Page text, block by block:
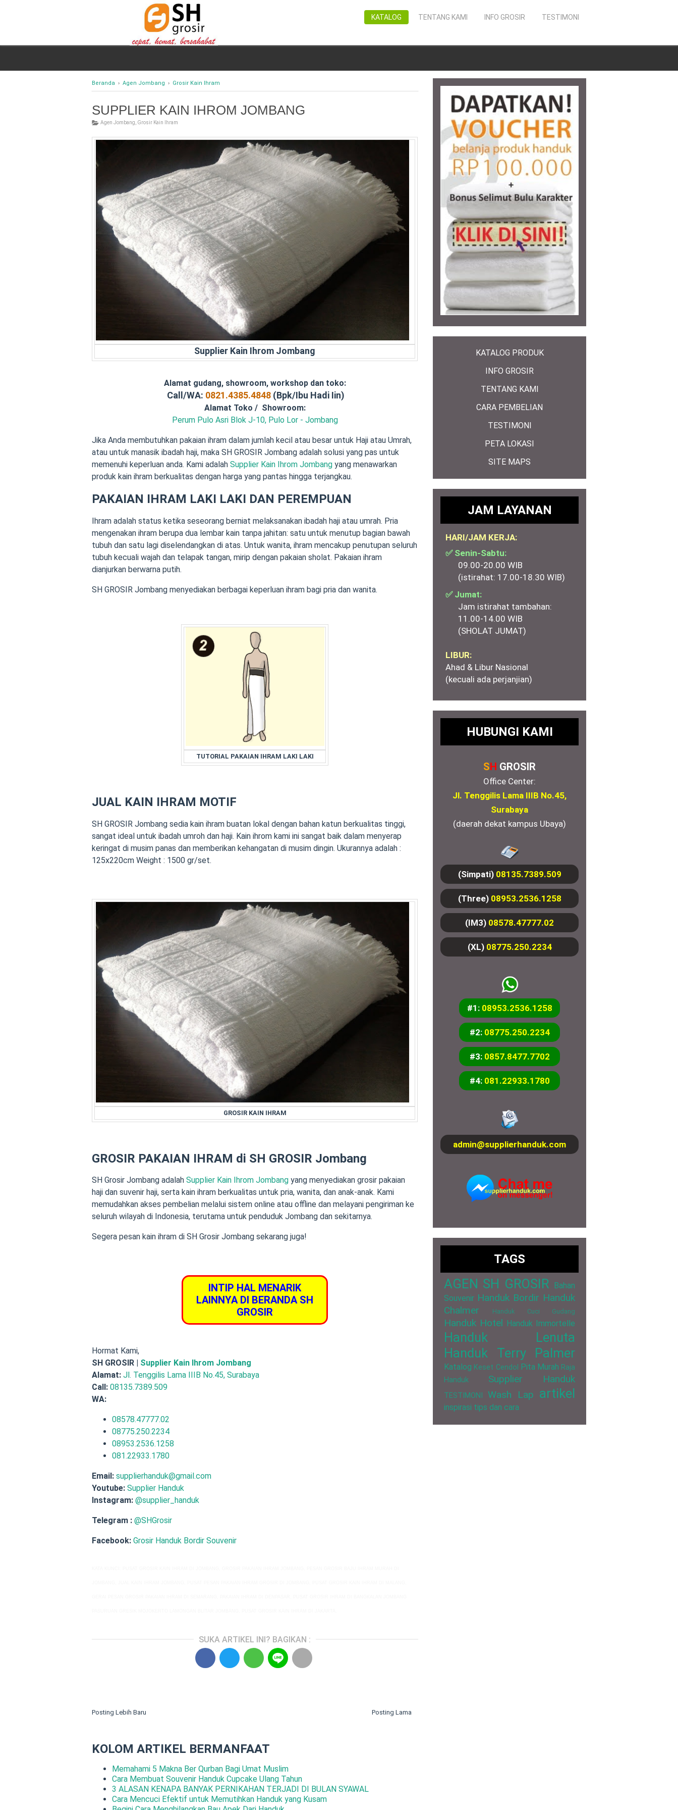
TESTIMONI
INFO GROSIR
TENTANG KAMI
KATALOG
Beranda › Agen Jombang › Grosir Kain Ihram
SUPPLIER KAIN IHROM JOMBANG
Agen Jombang Grosir Kain Ihram
Supplier Kain Ihrom Jombang
Alamat gudang, showroom, workshop dan toko:
Call/WA: 0821.4385.4848 (Bpk/Ibu Hadi Iin)
Alamat Toko / Showroom:
Perum Pulo Asri Blok J-10, Pulo Lor - Jombang
Jika Anda membutuhkan pakaian ihram dalam jumlah kecil atau besar untuk Haji atau Umrah,
atau untuk manasik ibadah haji, maka SH GROSIR Jombang adalah solusi yang pas untuk
memenuhi keperluan anda. Kami adalah Supplier Kain Ihrom Jombang yang menawarkan
produk kain ihram berkualitas dengan harga yang pantas hingga terjangkau.
PAKAIAN IHRAM LAKI LAKI DAN PEREMPUAN
Ihram adalah status ketika seseorang berniat melaksanakan ibadah haji atau umrah. Pria
mengenakan ihram berupa dua lembar kain tanpa jahitan: satu untuk menutup bagian bawah
tubuh dan satu lagi diselendangkan di atas. Untuk wanita, ihram mencakup penutupan seluruh
tubuh kecuali wajah dan telapak tangan, mirip dengan pakaian sholat. Pakaian ihram
dianjurkan berwarna putih.
SH GROSIR Jombang menyediakan berbagai keperluan ihram bagi pria dan wanita.
TUTORIAL PAKAIAN IHRAM LAKI LAKI
JUAL KAIN IHRAM MOTIF
SH GROSIR Jombang sedia kain ihram buatan lokal dengan bahan katun berkualitas tinggi,
sangat ideal untuk ibadah umroh dan haji. Kain ihrom kami ini sangat baik dalam menyerap
keringat di musim panas dan memberikan kehangatan di musim dingin. Ukurannya adalah :
125x220cm Weight : 1500 gr/set.
GROSIR KAIN IHRAM
GROSIR PAKAIAN IHRAM di SH GROSIR Jombang
SH Grosir Jombang adalah Supplier Kain Ihrom Jombang yang menyediakan grosir pakaian
haji dan suvenir haji, serta kain ihram berkualitas untuk pria, wanita, dan anak-anak. Kami
memudahkan akses pembelian melalui sistem online atau offline dan melayani pengiriman ke
seluruh wilayah di Indonesia, terutama untuk penduduk Jombang dan sekitarnya.
Segera pesan kain ihram di SH Grosir Jombang sekarang juga!
INTIP HAL MENARIK
LAINNYA DI BERANDA SH
GROSIR
Hormat Kami,
SH GROSIR | Supplier Kain Ihrom Jombang
Alamat: Jl. Tenggilis Lama IIIB No.45, Surabaya
Call: 08135.7389.509
WA:
08578.47777.02
08775.250.2234
08953.2536.1258
081.22933.1780
Email: supplierhanduk@gmail.com
Youtube: Supplier Handuk
Instagram: @supplier_handuk
Telegram : @SHGrosir
Facebook: Grosir Handuk Bordir Souvenir
SUKA ARTIKEL INI? BAGIKAN :
Posting Lebih Baru Posting Lama
KOLOM ARTIKEL BERMANFAAT
Memahami 5 Makna Ber Qurban Bagi Umat Muslim
Cara Membuat Souvenir Handuk Cupcake Ulang Tahun
3 ALASAN KENAPA BANYAK PERNIKAHAN TERJADI DI BULAN SYAWAL
Cara Mencuci Efektif untuk Memutihkan Handuk yang Kusam
KATALOG PRODUK
INFO GROSIR
TENTANG KAMI
CARA PEMBELIAN
TESTIMONI
PETA LOKASI
SITE MAPS
JAM LAYANAN
HARI/JAM KERJA:
✅ Senin-Sabtu:
09.00-20.00 WIB
(istirahat: 17.00-18.30 WIB)
✅ Jumat:
Jam istirahat tambahan:
11.00-14.00 WIB
(SHOLAT JUMAT)
LIBUR:
Ahad & Libur Nasional
(kecuali ada perjanjian)
HUBUNGI KAMI
SH GROSIR
Office Center:
Jl. Tenggilis Lama IIIB No.45,
Surabaya
(daerah dekat kampus Ubaya)
(Simpati) 08135.7389.509
(Three) 08953.2536.1258
(IM3) 08578.47777.02
(XL) 08775.250.2234
#1: 08953.2536.1258
#2: 08775.250.2234
#3: 0857.8477.7702
#4: 081.22933.1780
admin@supplierhanduk.com
TAGS
AGEN SH GROSIR Bahan
Souvenir Handuk Bordir Handuk
Chalmer
Handuk Cuci Gudang
Handuk Hotel Handuk Immortelle
Handuk Lenuta
Handuk Terry Palmer
Katalog Keset Cendol Pita Murah Raja
Handuk
Supplier Handuk
TESTIMONI Wash Lap artikel
inspirasi tips dan cara